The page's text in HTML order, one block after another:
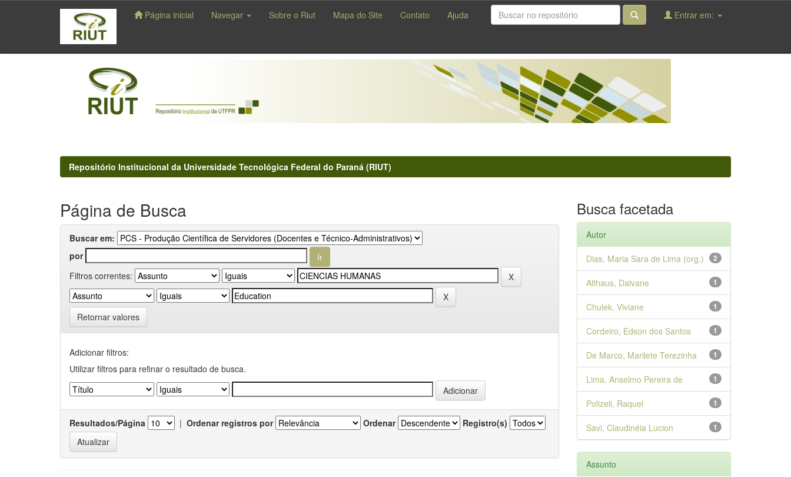
navigation
Página inicial Navegar Sobre o Riut Mapa do Site Contato Ajuda Entrar em:
Repositório Institucional da Universidade Tecnológica Federal do Paraná (RIUT)
Página de Busca
Buscar em:
por
Filtros correntes:
Retornar valores
Adicionar filtros:
Utilizar filtros para refinar o resultado de busca.
Resultados/Página | Ordenar registros por Ordenar Registro(s)
Busca facetada
Autor
2
Dias, Maria Sara de Lima (org.)
1
Althaus, Dalvane
1
Chulek, Viviane
1
Cordeiro, Edson dos Santos
1
De Marco, Marilete Terezinha
1
Lima, Anselmo Pereira de
1
Polizeli, Raquel
1
Savi, Claudinéia Lucion
Assunto